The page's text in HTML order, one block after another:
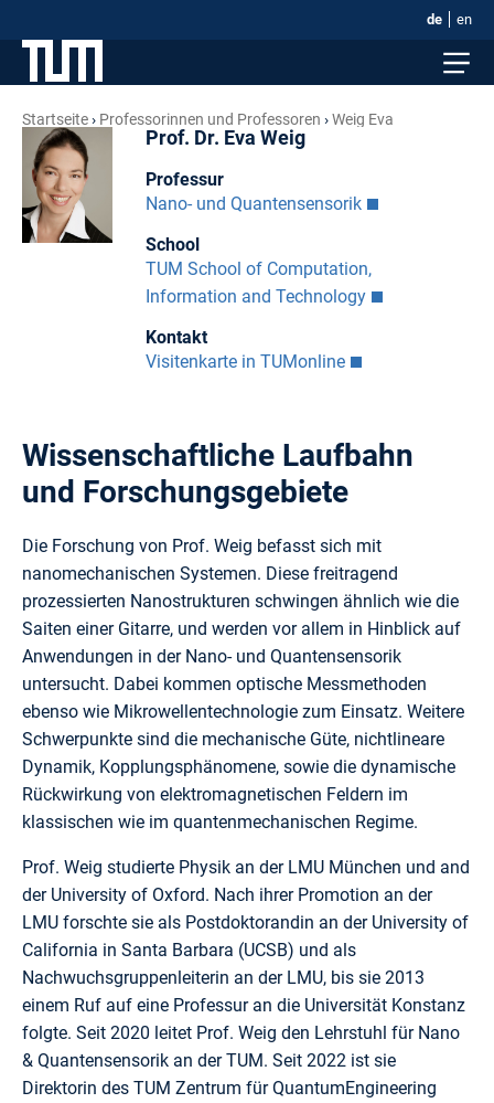
de en
Startseite Professorinnen und Professoren Weig Eva
Prof. Dr. Eva Weig
Professur
Nano- und Quantensensorik
School
TUM School of Computation,
Information and Technology
Kontakt
Visitenkarte in TUMonline
Wissenschaftliche Laufbahn
und Forschungsgebiete
Die Forschung von Prof. Weig befasst sich mit
nanomechanischen Systemen. Diese freitragend
prozessierten Nanostrukturen schwingen ähnlich wie die
Saiten einer Gitarre, und werden vor allem in Hinblick auf
Anwendungen in der Nano- und Quantensensorik
untersucht. Dabei kommen optische Messmethoden
ebenso wie Mikrowellentechnologie zum Einsatz. Weitere
Schwerpunkte sind die mechanische Güte, nichtlineare
Dynamik, Kopplungsphänomene, sowie die dynamische
Rückwirkung von elektromagnetischen Feldern im
klassischen wie im quantenmechanischen Regime.
Prof. Weig studierte Physik an der LMU München und and
der University of Oxford. Nach ihrer Promotion an der
LMU forschte sie als Postdoktorandin an der University of
California in Santa Barbara (UCSB) und als
Nachwuchsgruppenleiterin an der LMU, bis sie 2013
einem Ruf auf eine Professur an die Universität Konstanz
folgte. Seit 2020 leitet Prof. Weig den Lehrstuhl für Nano
& Quantensensorik an der TUM. Seit 2022 ist sie
Direktorin des TUM Zentrum für QuantumEngineering